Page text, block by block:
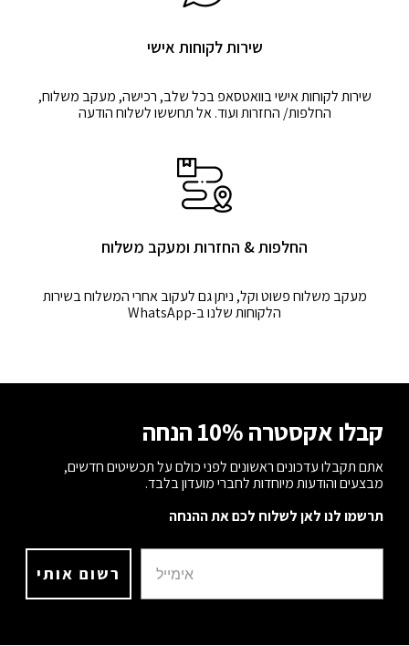
שירות לקוחות אישי
שירות לקוחות אישי בוואטסאפ בכל שלב, רכישה, מעקב משלוח,
החלפות/ החזרות ועוד. אל תחששו לשלוח הודעה
החלפות & החזרות ומעקב משלוח
מעקב משלוח פשוט וקל, ניתן גם לעקוב אחרי המשלוח בשירות
הלקוחות שלנו ב-WhatsApp
קבלו אקסטרה 10% הנחה
אתם תקבלו עדכונים ראשונים לפני כולם על תכשיטים חדשים,
מבצעים והודעות מיוחדות לחברי מועדון בלבד.
תרשמו לנו לאן לשלוח לכם את ההנחה
רשום אותי